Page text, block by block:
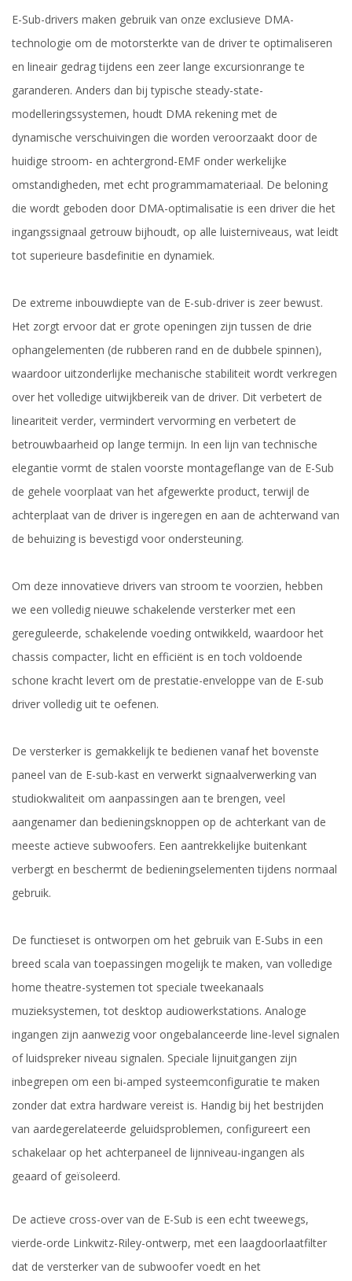
E-Sub-drivers maken gebruik van onze exclusieve DMA-
technologie om de motorsterkte van de driver te optimaliseren
en lineair gedrag tijdens een zeer lange excursionrange te
garanderen. Anders dan bij typische steady-state-
modelleringssystemen, houdt DMA rekening met de
dynamische verschuivingen die worden veroorzaakt door de
huidige stroom- en achtergrond-EMF onder werkelijke
omstandigheden, met echt programmamateriaal. De beloning
die wordt geboden door DMA-optimalisatie is een driver die het
ingangssignaal getrouw bijhoudt, op alle luisterniveaus, wat leidt
tot superieure basdefinitie en dynamiek.
De extreme inbouwdiepte van de E-sub-driver is zeer bewust.
Het zorgt ervoor dat er grote openingen zijn tussen de drie
ophangelementen (de rubberen rand en de dubbele spinnen),
waardoor uitzonderlijke mechanische stabiliteit wordt verkregen
over het volledige uitwijkbereik van de driver. Dit verbetert de
lineariteit verder, vermindert vervorming en verbetert de
betrouwbaarheid op lange termijn. In een lijn van technische
elegantie vormt de stalen voorste montageflange van de E-Sub
de gehele voorplaat van het afgewerkte product, terwijl de
achterplaat van de driver is ingeregen en aan de achterwand van
de behuizing is bevestigd voor ondersteuning.
Om deze innovatieve drivers van stroom te voorzien, hebben
we een volledig nieuwe schakelende versterker met een
gereguleerde, schakelende voeding ontwikkeld, waardoor het
chassis compacter, licht en efficiënt is en toch voldoende
schone kracht levert om de prestatie-enveloppe van de E-sub
driver volledig uit te oefenen.
De versterker is gemakkelijk te bedienen vanaf het bovenste
paneel van de E-sub-kast en verwerkt signaalverwerking van
studiokwaliteit om aanpassingen aan te brengen, veel
aangenamer dan bedieningsknoppen op de achterkant van de
meeste actieve subwoofers. Een aantrekkelijke buitenkant
verbergt en beschermt de bedieningselementen tijdens normaal
gebruik.
De functieset is ontworpen om het gebruik van E-Subs in een
breed scala van toepassingen mogelijk te maken, van volledige
home theatre-systemen tot speciale tweekanaals
muzieksystemen, tot desktop audiowerkstations. Analoge
ingangen zijn aanwezig voor ongebalanceerde line-level signalen
of luidspreker niveau signalen. Speciale lijnuitgangen zijn
inbegrepen om een ​​bi-amped systeemconfiguratie te maken
zonder dat extra hardware vereist is. Handig bij het bestrijden
van aardegerelateerde geluidsproblemen, configureert een
schakelaar op het achterpaneel de lijnniveau-ingangen als
geaard of geïsoleerd.
De actieve cross-over van de E-Sub is een echt tweewegs,
vierde-orde Linkwitz-Riley-ontwerp, met een laagdoorlaatfilter
dat de versterker van de subwoofer voedt en het